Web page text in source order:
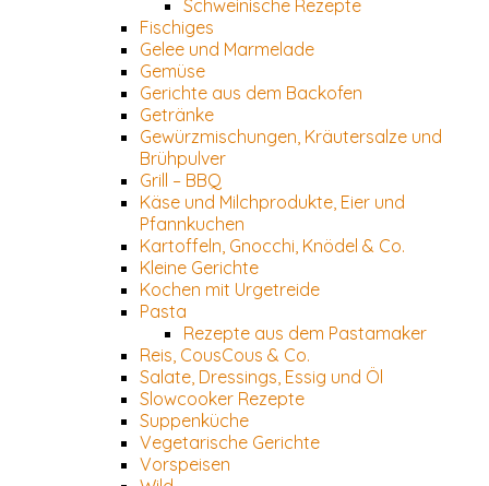
Schweinische Rezepte
Fischiges
Gelee und Marmelade
Gemüse
Gerichte aus dem Backofen
Getränke
Gewürzmischungen, Kräutersalze und
Brühpulver
Grill – BBQ
Käse und Milchprodukte, Eier und
Pfannkuchen
Kartoffeln, Gnocchi, Knödel & Co.
Kleine Gerichte
Kochen mit Urgetreide
Pasta
Rezepte aus dem Pastamaker
Reis, CousCous & Co.
Salate, Dressings, Essig und Öl
Slowcooker Rezepte
Suppenküche
Vegetarische Gerichte
Vorspeisen